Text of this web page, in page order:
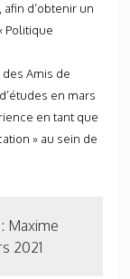
afin d’obtenir un
Politique
des Amis de
en mars
en tant que
» au sein de
: Maxime
2021